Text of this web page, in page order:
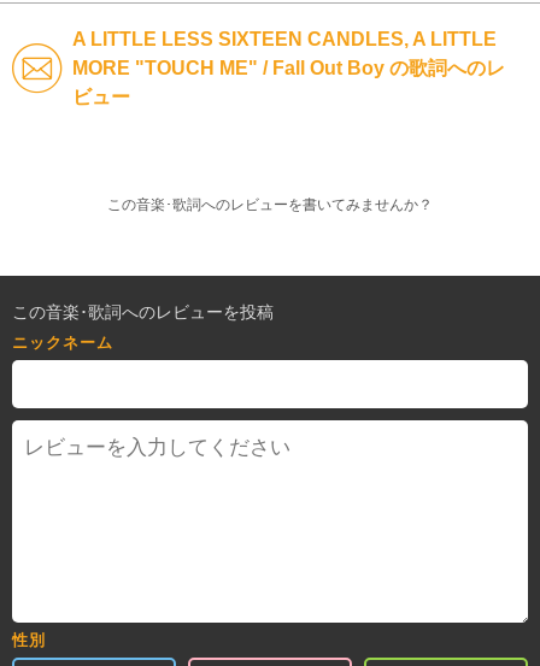
A LITTLE LESS SIXTEEN CANDLES, A LITTLE
MORE "TOUCH ME" / Fall Out Boy の歌詞へのレ
ビュー
この音楽･歌詞へのレビューを書いてみませんか？
この音楽･歌詞へのレビューを投稿
ニックネーム
性別